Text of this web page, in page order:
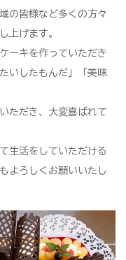
の皆様など多くの方々
上げます。
ーキを作っていただき
いしたもんだ」「美味
ただき、大変喜ばれて
生活をしていただける
よろしくお願いいたし